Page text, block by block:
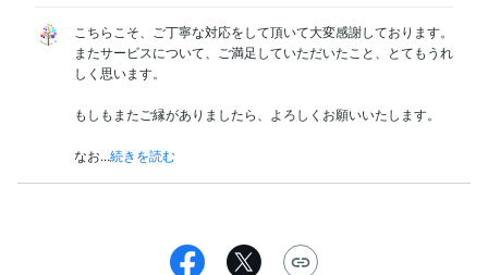
こちらこそ、ご丁寧な対応をして頂いて大変感謝しております。
またサービスについて、ご満足していただいたこと、とてもうれ
しく思います。
もしもまたご縁がありましたら、よろしくお願いいたします。
なお...続きを読む